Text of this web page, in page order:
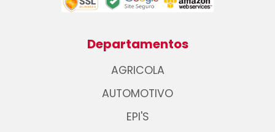
Departamentos
AGRICOLA
AUTOMOTIVO
EPI'S